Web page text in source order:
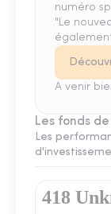
numéro
"Le
A venir
Les fonds
Les